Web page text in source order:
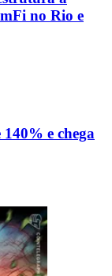
no Rio e
140% e chega